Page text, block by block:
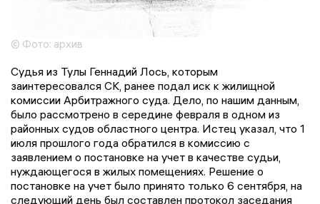
© Фото: архив
Судья из Тулы Геннадий Лось, которым
заинтересовался СК, ранее подал иск к жилищной
комиссии Арбитражного суда. Дело, по нашим данным,
было рассмотрено в середине февраля в одном из
районных судов областного центра. Истец указал, что 1
июля прошлого года обратился в комиссию с
заявлением о постановке на учет в качестве судьи,
нуждающегося в жилых помещениях. Решение о
постановке на учет было принято только 6 сентября, на
следующий день был составлен протокол заседания